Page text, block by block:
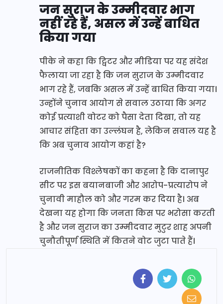
जन सुराज के उम्मीदवार भाग
नहीं रहे हैं, असल में उन्हें बाधित
किया गया
पीके ने कहा कि ट्विटर और मीडिया पर यह संदेश
फैलाया जा रहा है कि जन सुराज के उम्मीदवार
भाग रहे हैं, जबकि असल में उन्हें बाधित किया गया।
उन्होंने चुनाव आयोग से सवाल उठाया कि अगर
कोई प्रत्याशी वोटर को पैसा देता दिखा, तो यह
आचार संहिता का उल्लंघन है, लेकिन सवाल यह है
कि अब चुनाव आयोग कहां है?
राजनीतिक विश्लेषकों का कहना है कि दानापुर
सीट पर इस बयानबाजी और आरोप-प्रत्यारोप ने
चुनावी माहौल को और गरम कर दिया है। अब
देखना यह होगा कि जनता किस पर भरोसा करती
है और जन सुराज का उम्मीदवार मुटुर शाह अपनी
चुनौतीपूर्ण स्थिति में कितने वोट जुटा पाते हैं।